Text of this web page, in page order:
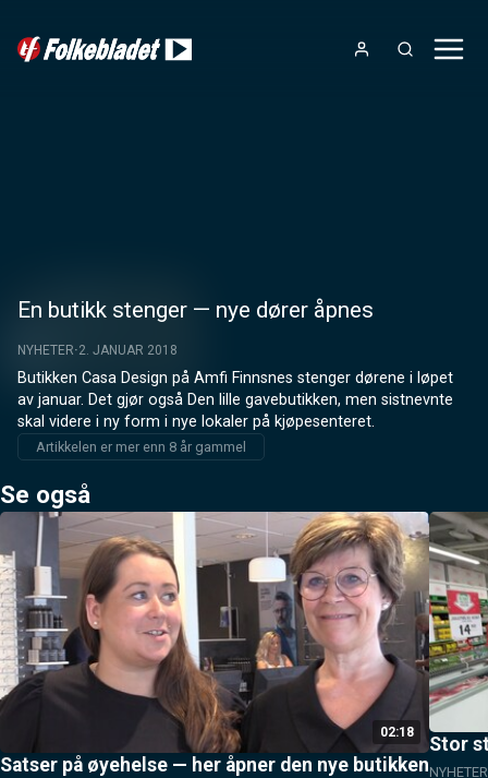
En butikk stenger — nye dører åpnes
NYHETER 2. JANUAR 2018
Butikken Casa Design på Amfi Finnsnes stenger dørene i løpet
av januar. Det gjør også Den lille gavebutikken, men sistnevnte
skal videre i ny form i nye lokaler på kjøpesenteret.
Artikkelen er mer enn 8 år gammel
Se også
02:18
Satser på øyehelse — her åpner den nye butikken
Stor
NYHETER